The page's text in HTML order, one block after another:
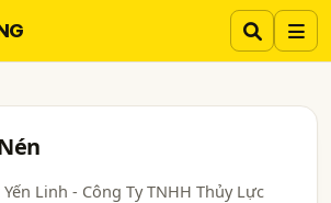
Linh - Công Ty TNHH Thủy Lực